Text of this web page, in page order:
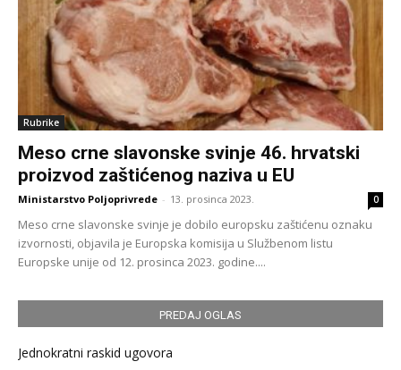
Rubrike
Meso crne slavonske svinje 46. hrvatski
proizvod zaštićenog naziva u EU
Ministarstvo Poljoprivrede - 13. prosinca 2023. 0
Meso crne slavonske svinje je dobilo europsku zaštićenu oznaku
izvornosti, objavila je Europska komisija u Službenom listu
Europske unije od 12. prosinca 2023. godine....
PREDAJ OGLAS
Jednokratni raskid ugovora